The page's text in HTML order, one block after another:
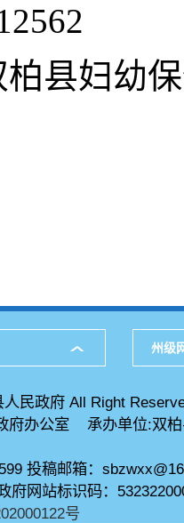
县妇幼
州级
民政府 All Right
府办公室 承办单位:双
投稿邮箱：
府网站标识码：
号